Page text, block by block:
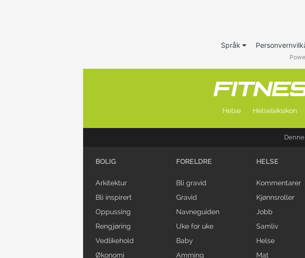
Språk
Helse Helseleksikon
BOLIG
Arkitektur
Bli inspirert
Oppussing
Rengjøring
Vedlikehold
Økonomi
FORELDRE
Bli gravid
Gravid
Navneguiden
Uke for uke
Baby
Amming
HELSE
Kommentarer
Kjønnsroller
Jobb
Samliv
Helse
Mat